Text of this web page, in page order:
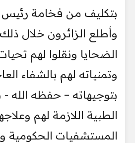
بتكليف من فخامة رئيس
وأطلع الزائرون خلال
الضحايا ونقلوا لهم
وتمنياته لهم بالشفاء
بتوجيهاته – حفظه الله -
الطبية اللازمة لهم
المستشفيات الحكومية